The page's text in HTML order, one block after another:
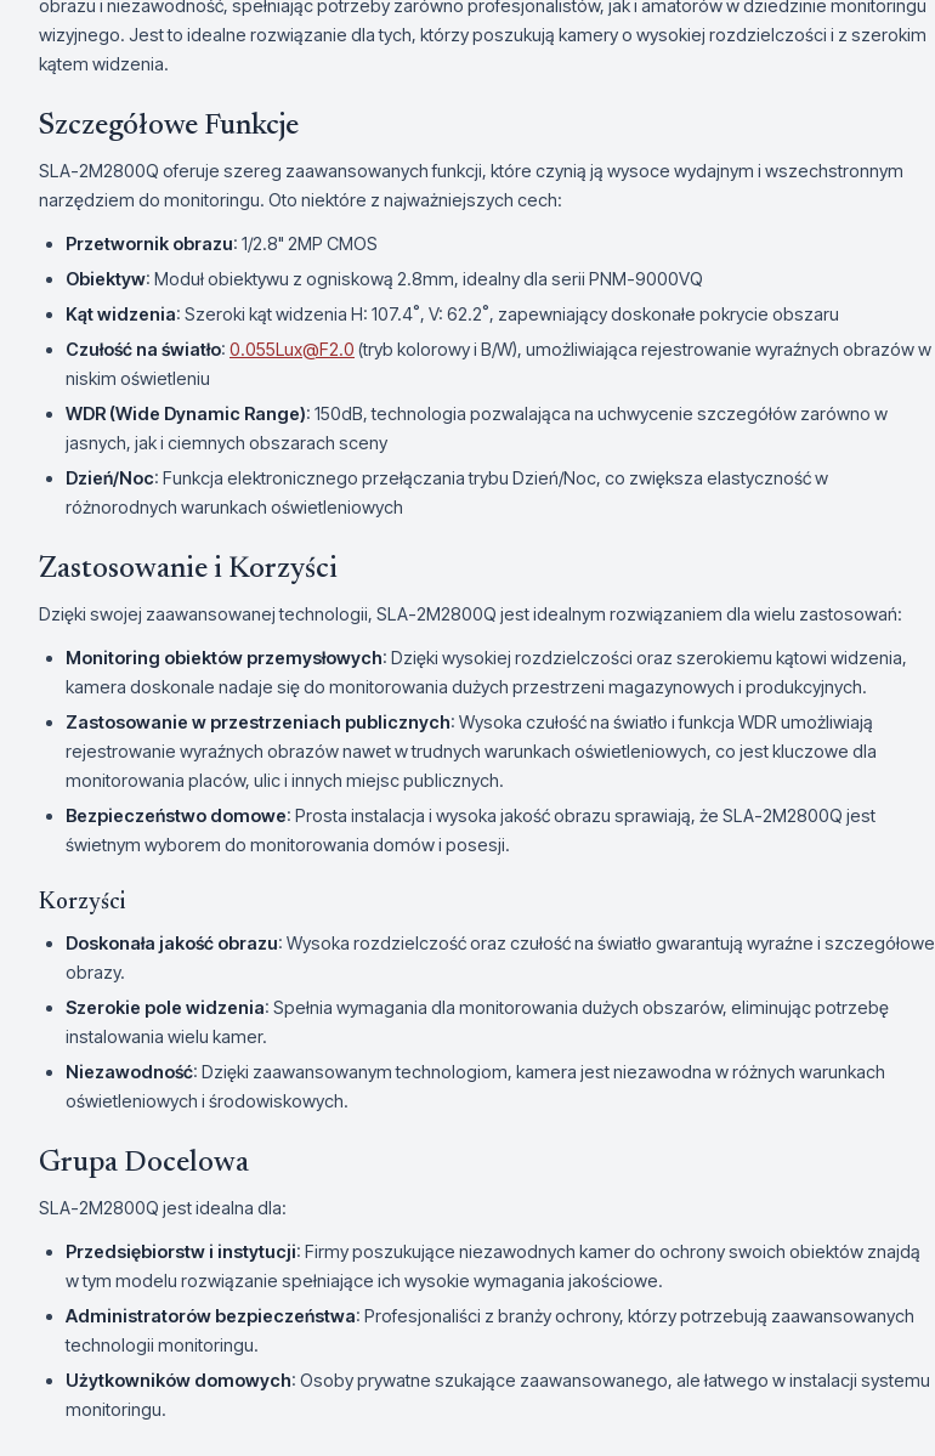
obrazu i niezawodność, spełniając potrzeby zarówno profesjonalistów, jak i amatorów w dziedzinie monitoringu
wizyjnego. Jest to idealne rozwiązanie dla tych, którzy poszukują kamery o wysokiej rozdzielczości i z szerokim
kątem widzenia.
Szczegółowe Funkcje
SLA-2M2800Q oferuje szereg zaawansowanych funkcji, które czynią ją wysoce wydajnym i wszechstronnym
narzędziem do monitoringu. Oto niektóre z najważniejszych cech:
Przetwornik obrazu: 1/2.8" 2MP CMOS
Obiektyw: Moduł obiektywu z ogniskową 2.8mm, idealny dla serii PNM-9000VQ
Kąt widzenia: Szeroki kąt widzenia H: 107.4˚, V: 62.2˚, zapewniający doskonałe pokrycie obszaru
Czułość na światło: 0.055Lux@F2.0 (tryb kolorowy i B/W), umożliwiająca rejestrowanie wyraźnych obrazów w
niskim oświetleniu
WDR (Wide Dynamic Range): 150dB, technologia pozwalająca na uchwycenie szczegółów zarówno w
jasnych, jak i ciemnych obszarach sceny
Dzień/Noc: Funkcja elektronicznego przełączania trybu Dzień/Noc, co zwiększa elastyczność w
różnorodnych warunkach oświetleniowych
Zastosowanie i Korzyści
Dzięki swojej zaawansowanej technologii, SLA-2M2800Q jest idealnym rozwiązaniem dla wielu zastosowań:
Monitoring obiektów przemysłowych: Dzięki wysokiej rozdzielczości oraz szerokiemu kątowi widzenia,
kamera doskonale nadaje się do monitorowania dużych przestrzeni magazynowych i produkcyjnych.
Zastosowanie w przestrzeniach publicznych: Wysoka czułość na światło i funkcja WDR umożliwiają
rejestrowanie wyraźnych obrazów nawet w trudnych warunkach oświetleniowych, co jest kluczowe dla
monitorowania placów, ulic i innych miejsc publicznych.
Bezpieczeństwo domowe: Prosta instalacja i wysoka jakość obrazu sprawiają, że SLA-2M2800Q jest
świetnym wyborem do monitorowania domów i posesji.
Korzyści
Doskonała jakość obrazu: Wysoka rozdzielczość oraz czułość na światło gwarantują wyraźne i szczegółowe
obrazy.
Szerokie pole widzenia: Spełnia wymagania dla monitorowania dużych obszarów, eliminując potrzebę
instalowania wielu kamer.
Niezawodność: Dzięki zaawansowanym technologiom, kamera jest niezawodna w różnych warunkach
oświetleniowych i środowiskowych.
Grupa Docelowa
SLA-2M2800Q jest idealna dla:
Przedsiębiorstw i instytucji: Firmy poszukujące niezawodnych kamer do ochrony swoich obiektów znajdą
w tym modelu rozwiązanie spełniające ich wysokie wymagania jakościowe.
Administratorów bezpieczeństwa: Profesjonaliści z branży ochrony, którzy potrzebują zaawansowanych
technologii monitoringu.
Użytkowników domowych: Osoby prywatne szukające zaawansowanego, ale łatwego w instalacji systemu
monitoringu.